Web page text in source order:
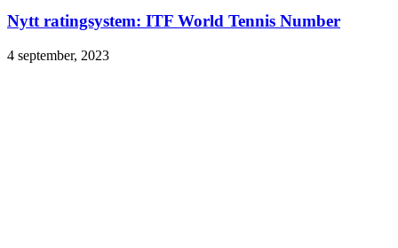
Nytt ratingsystem: ITF World Tennis Number
4 september, 2023